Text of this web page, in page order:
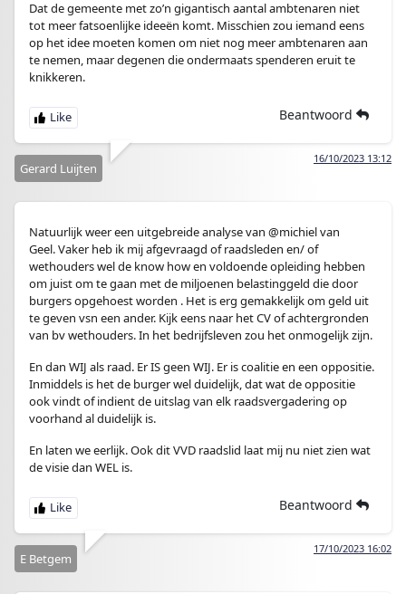
Dat de gemeente met zo’n gigantisch aantal ambtenaren niet
tot meer fatsoenlijke ideeën komt. Misschien zou iemand eens
op het idee moeten komen om niet nog meer ambtenaren aan
te nemen, maar degenen die ondermaats spenderen eruit te
knikkeren.
Beantwoord
16/10/2023 13:12
Gerard Luijten
Natuurlijk weer een uitgebreide analyse van @michiel van
Geel. Vaker heb ik mij afgevraagd of raadsleden en/ of
wethouders wel de know how en voldoende opleiding hebben
om juist om te gaan met de miljoenen belastinggeld die door
burgers opgehoest worden . Het is erg gemakkelijk om geld uit
te geven vsn een ander. Kijk eens naar het CV of achtergronden
van bv wethouders. In het bedrijfsleven zou het onmogelijk zijn.
En dan WIJ als raad. Er IS geen WIJ. Er is coalitie en een oppositie.
Inmiddels is het de burger wel duidelijk, dat wat de oppositie
ook vindt of indient de uitslag van elk raadsvergadering op
voorhand al duidelijk is.
En laten we eerlijk. Ook dit VVD raadslid laat mij nu niet zien wat
de visie dan WEL is.
Beantwoord
17/10/2023 16:02
E Betgem